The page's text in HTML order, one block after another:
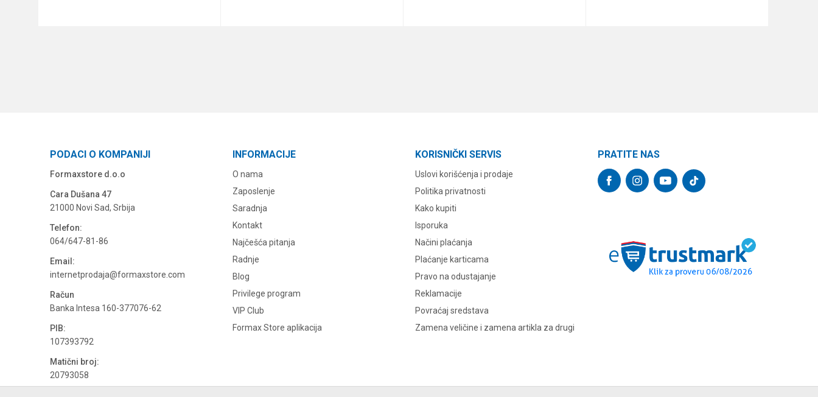
PODACI O KOMPANIJI
Formaxstore d.o.o
Cara Dušana 47
21000 Novi Sad, Srbija
Telefon:
064/647-81-86
Email:
internetprodaja@formaxstore.com
Račun
Banka Intesa 160-377076-62
PIB:
107393792
Matični broj:
20793058
INFORMACIJE
O nama
Zaposlenje
Saradnja
Kontakt
Najčešća pitanja
Radnje
Blog
Privilege program
VIP Club
Formax Store aplikacija
KORISNIČKI SERVIS
Uslovi korišćenja i prodaje
Politika privatnosti
Kako kupiti
Isporuka
Načini plaćanja
Plaćanje karticama
Pravo na odustajanje
Reklamacije
Povraćaj sredstava
Zamena veličine i zamena artikla za drugi
PRATITE NAS